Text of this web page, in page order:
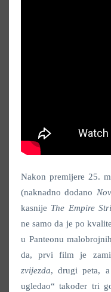
Nakon premijere 25.
(naknadno dodano
kasnije The Empire
ne samo da je po
u Panteonu
da, prvi film je
zvijezda, drugi peta,
ugledao“ također tri